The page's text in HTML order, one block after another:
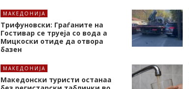
МАКЕДОНИЈА
Трифуновски: Граѓаните на
Гостивар се труеја со вода а
Мицкоски отиде да отвора
базен
МАКЕДОНИЈА
Македонски туристи останаа